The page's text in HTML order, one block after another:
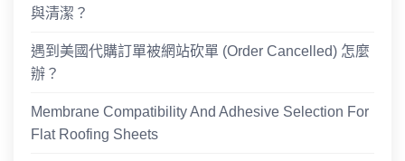
與清潔？
遇到美國代購訂單被網站砍單 (Order Cancelled) 怎麼
辦？
Membrane Compatibility And Adhesive Selection For
Flat Roofing Sheets